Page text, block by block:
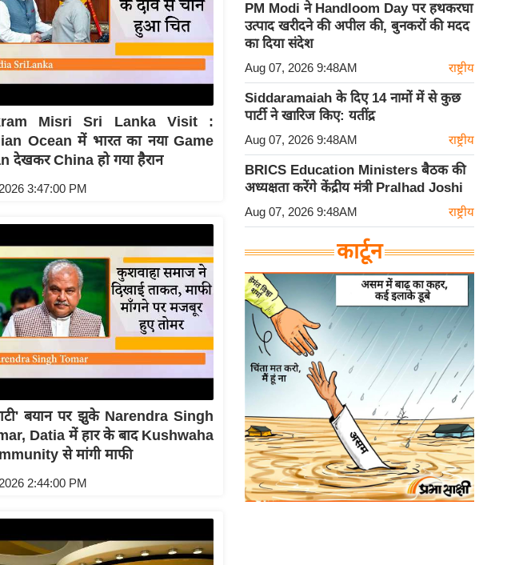
Misri Sri Lanka Visit :
Ocean में भारत का नया Game
देखकर China हो गया हैरान
3:47:00 PM
बयान पर झुके Narendra Singh
Datia में हार के बाद Kushwaha
से मांगी माफी
2:44:00 PM
PM Modi ने Handloom Day पर हथकरघा
उत्पाद खरीदने की अपील की, बुनकरों की मदद
का दिया संदेश
Aug 07, 2026 9:48AM राष्ट्रीय
Siddaramaiah के दिए 14 नामों में से कुछ
पार्टी ने खारिज किए: यतींद्र
Aug 07, 2026 9:48AM राष्ट्रीय
BRICS Education Ministers बैठक की
अध्यक्षता करेंगे केंद्रीय मंत्री Pralhad Joshi
Aug 07, 2026 9:48AM राष्ट्रीय
कार्टून